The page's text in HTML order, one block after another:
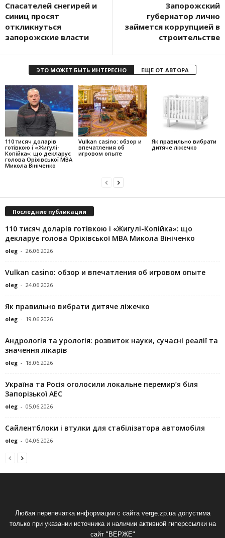
Спасателей снегирей и
синиц просят
откликнуться
запорожские власти
Запорожский
губернатор лично
займется коррупцией в
строительстве
ЭТО МОЖЕТ БЫТЬ ИНТЕРЕСНО ЕЩЕ ОТ АВТОРА
110 тисяч доларів
готівкою і «Жигулі-
Копійка»: що декларує
голова Оріхівської МВА
Микола Вініченко
Vulkan casino: обзор и
впечатления об
игровом опыте
Як правильно вибрати
дитяче ліжечко
Последние публикации
110 тисяч доларів готівкою і «Жигулі-Копійка»: що
декларує голова Оріхівської МВА Микола Вініченко
oleg - 26.06.2026
Vulkan casino: обзор и впечатления об игровом опыте
oleg - 24.06.2026
Як правильно вибрати дитяче ліжечко
oleg - 19.06.2026
Андрологія та урологія: розвиток науки, сучасні реалії та
значення лікарів
oleg - 18.06.2026
Україна та Росія оголосили локальне перемир’я біля
Запорізької АЕС
oleg - 05.06.2026
Сайлентблоки і втулки для стабілізатора автомобіля
oleg - 04.06.2026
Любая перепечатка информации с сайта verge.zp.ua допустима
только при указании источника и наличии активной гиперссылки на
сайт "ВЕРЖЕ"